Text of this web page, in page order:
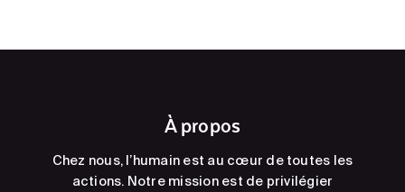
À propos
Chez nous, l’humain est au cœur de toutes les
actions. Notre mission est de privilégier